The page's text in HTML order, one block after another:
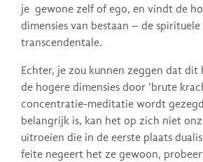
je gewone zelf of ego, en vindt de
dimensies van bestaan​​ – de spirituele
transcendentale.
Echter, je zou kunnen zeggen dat dit
de hogere dimensies door ‘brute
concentratie-meditatie wordt
belangrijk is, kan het op zich niet
uitroeien die in de eerste plaats
feite negeert het ze gewoon,